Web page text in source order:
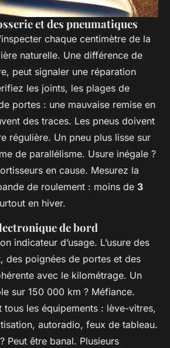
et des pneumatiques
chaque centimètre de la
naturelle. Une différence de
peut signaler une réparation
les joints, les plages de
portes : une mauvaise remise en
des traces. Les pneus doivent
régulière. Un pneu plus lisse sur
de parallélisme. Usure inégale ?
en cause. Mesurez la
de roulement : moins de 3
en hiver.
de bord
indicateur d’usage. L’usure des
des poignées de portes et des
avec le kilométrage. Un
sur 150 000 km ? Méfiance.
tous les équipements : lève-vitres,
autoradio, feux de tableau.
Peut être banal. Plusieurs